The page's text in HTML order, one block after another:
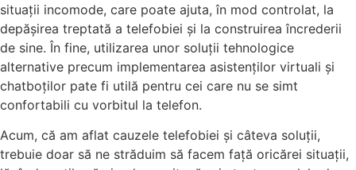
situații incomode, care poate ajuta, în mod controlat, la
depășirea treptată a telefobiei și la construirea încrederii
de sine. În fine, utilizarea unor soluții tehnologice
alternative precum implementarea asistenților virtuali și
chatboților pate fi utilă pentru cei care nu se simt
confortabili cu vorbitul la telefon.
Acum, că am aflat cauzele telefobiei și câteva soluții,
trebuie doar să ne străduim să facem față oricărei situații,